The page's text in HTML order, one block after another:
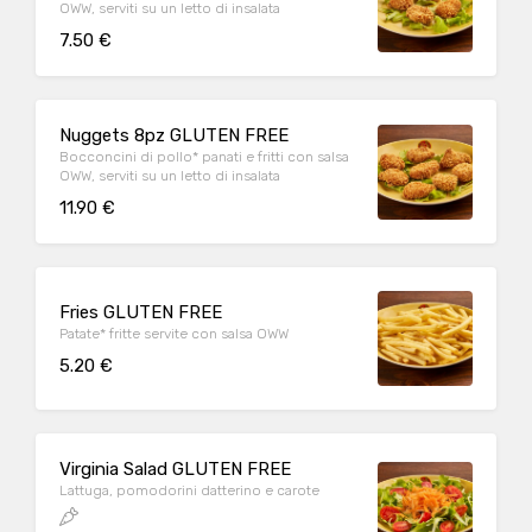
OWW, serviti su un letto di insalata
7.50 €
Nuggets 8pz GLUTEN FREE
Bocconcini di pollo* panati e fritti con salsa
OWW, serviti su un letto di insalata
11.90 €
Fries GLUTEN FREE
Patate* fritte servite con salsa OWW
5.20 €
Virginia Salad GLUTEN FREE
Lattuga, pomodorini datterino e carote